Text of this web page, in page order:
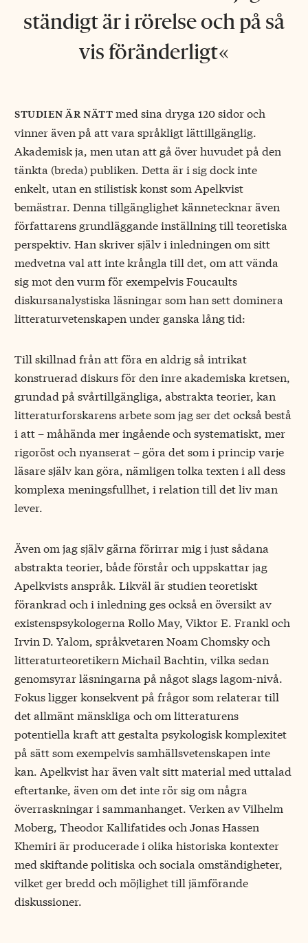
ständigt är i rörelse och på så
vis föränderligt
studien är nättmed sina dryga 120 sidor och
vinner även på att vara språkligt lättillgänglig.
Akademisk ja, men utan att gå över huvudet på den
tänkta (breda) publiken. Detta är i sig dock inte
enkelt, utan en stilistisk konst som Apelkvist
bemästrar. Denna tillgänglighet kännetecknar även
författarens grundläggande inställning till teoretiska
perspektiv. Han skriver själv i inledningen om sitt
medvetna val att inte krångla till det, om att vända
sig mot den vurm för exempelvis Foucaults
diskursanalystiska läsningar som han sett dominera
litteraturvetenskapen under ganska lång tid:
Till skillnad från att föra en aldrig så intrikat
konstruerad diskurs för den inre akademiska kretsen,
grundad på svårtillgängliga, abstrakta teorier, kan
litteraturforskarens arbete som jag ser det också bestå
i att – måhända mer ingående och systematiskt, mer
rigoröst och nyanserat – göra det som i princip varje
läsare själv kan göra, nämligen tolka texten i all dess
komplexa meningsfullhet, i relation till det liv man
lever.
Även om jag själv gärna förirrar mig i just sådana
abstrakta teorier, både förstår och uppskattar jag
Apelkvists anspråk. Likväl är studien teoretiskt
förankrad och i inledning ges också en översikt av
existenspsykologerna Rollo May, Viktor E. Frankl och
Irvin D. Yalom, språkvetaren Noam Chomsky och
litteraturteoretikern Michail Bachtin, vilka sedan
genomsyrar läsningarna på något slags lagom-nivå.
Fokus ligger konsekvent på frågor som relaterar till
det allmänt mänskliga och om litteraturens
potentiella kraft att gestalta psykologisk komplexitet
på sätt som exempelvis samhällsvetenskapen inte
kan. Apelkvist har även valt sitt material med uttalad
eftertanke, även om det inte rör sig om några
överraskningar i sammanhanget. Verken av Vilhelm
Moberg, Theodor Kallifatides och Jonas Hassen
Khemiri är producerade i olika historiska kontexter
med skiftande politiska och sociala omständigheter,
vilket ger bredd och möjlighet till jämförande
diskussioner.